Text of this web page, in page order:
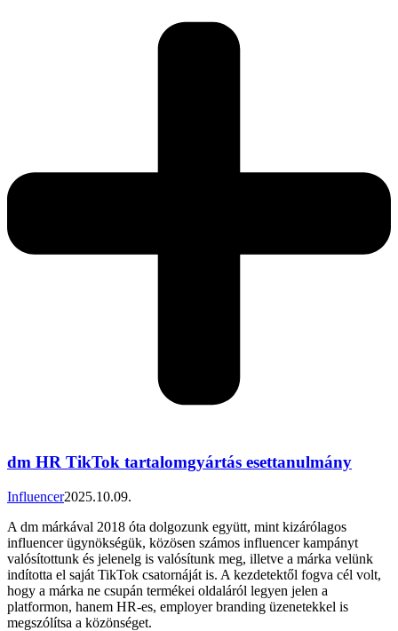
dm HR TikTok tartalomgyártás esettanulmány
Influencer2025.10.09.
A dm márkával 2018 óta dolgozunk együtt, mint kizárólagos
influencer ügynökségük, közösen számos influencer kampányt
valósítottunk és jelenelg is valósítunk meg, illetve a márka velünk
indította el saját TikTok csatornáját is. A kezdetektől fogva cél volt,
hogy a márka ne csupán termékei oldaláról legyen jelen a
platformon, hanem HR-es, employer branding üzenetekkel is
megszólítsa a közönséget.